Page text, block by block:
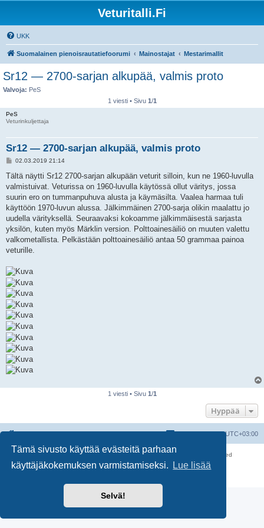
Tämä sivusto käyttää evästeitä parhaan
käyttäjäkokemuksen varmistamiseksi.
Lue lisää
Selvä!
Veturitalli.Fi
UKK
Suomalainen pienoisrautatiefoorumi Mainostajat Mestarimallit
Sr12 — 2700-sarjan alkupää, valmis proto
Valvoja: PeS
1 viesti • Sivu 1/1
PeS
Veturinkuljettaja
Sr12 — 2700-sarjan alkupää, valmis proto
V
e
t
i
02.03.2019 21:14
Tältä näytti Sr12 2700-sarjan alkupään veturit silloin, kun ne 1960-luvulla
valmistuivat. Veturissa on 1960-luvulla käytössä ollut väritys, jossa
suurin ero on tummanpuhuva alusta ja käymäsilta. Vaalea harmaa tuli
käyttöön 1970-luvun alussa. Jälkimmäinen 2700-sarja olikin maalattu jo
uudella värityksellä. Seuraavaksi kokoamme jälkimmäisestä sarjasta
yksilön, kuten myös Märklin version. Polttoainesäiliö on muuten valettu
valkometallista. Pelkästään polttoainesäiliö antaa 50 grammaa painoa
veturille.
1 viesti • Sivu 1 /1
Hyppää
Kaikki ajat ovatUTC+03:00
Keskustelufoorumin ohjelmistophpBB® Forum Software © phpBB Limited
Käännös: phpBB Suomi (lurttinen, harritapio, Pettis)